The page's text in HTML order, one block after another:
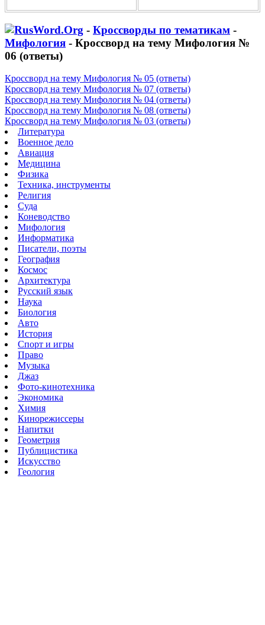
- Кроссворды по тематикам -
Мифология - Кроссворд на тему Мифология №
06 (ответы)
Кроссворд на тему Мифология № 05 (ответы)
Кроссворд на тему Мифология № 07 (ответы)
Кроссворд на тему Мифология № 04 (ответы)
Кроссворд на тему Мифология № 08 (ответы)
Кроссворд на тему Мифология № 03 (ответы)
Литература
Военное дело
Авиация
Медицина
Физика
Техника, инструменты
Религия
Суда
Коневодство
Мифология
Информатика
Писатели, поэты
География
Космос
Архитектура
Русский язык
Наука
Биология
Авто
История
Спорт и игры
Право
Музыка
Джаз
Фото-кинотехника
Экономика
Химия
Кинорежиссеры
Напитки
Геометрия
Публицистика
Искусство
Геология